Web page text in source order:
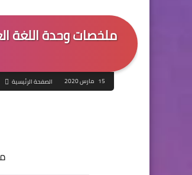
ملخصات وحدة اللغة
15 مارس 2020 الصفحة الرئيسية